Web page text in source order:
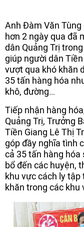
Anh Đàm Văn
hơn 2 ngày qua đã
dân Quảng Trị
giúp người dân
vượt qua khó khăn
35 tấn hàng hóa
khô, đường…
Tiếp nhận hàng
Quảng Trị, Trưởng
Tiền Giang Lê Thị
góp đầy nghĩa tình
cả 35 tấn hàng hóa
bổ đến các huyện,
khu vực cách ly
khăn trong các khu